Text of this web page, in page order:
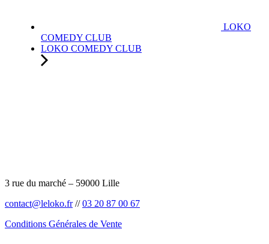
LOKO
COMEDY CLUB
LOKO COMEDY CLUB
3 rue du marché – 59000 Lille
contact@leloko.fr//03 20 87 00 67
Conditions Générales de Vente